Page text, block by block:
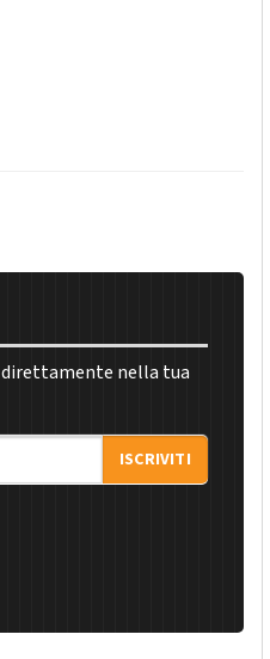
direttamente nella tua
ISCRIVITI